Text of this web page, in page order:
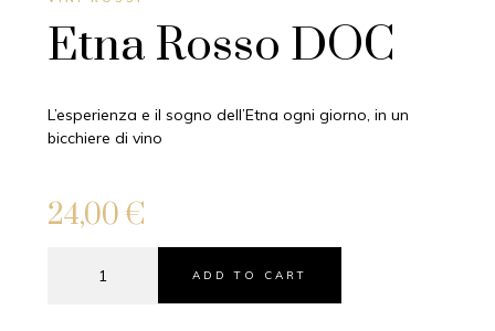
Etna Rosso DOC
L’esperienza e il sogno dell’Etna ogni giorno, in un
bicchiere di vino
24,00€
ADD TO CART